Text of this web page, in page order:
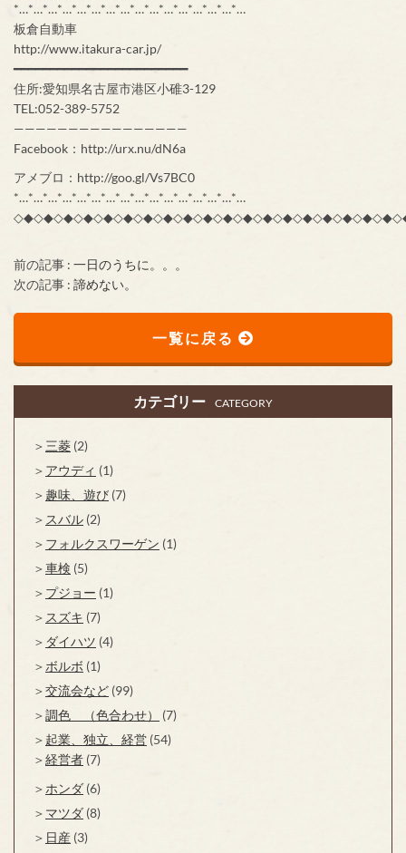
*…*…*…*…*…*…*…*…*…*…*…*…*…*…*…*…
板倉自動車
http://www.itakura-car.jp/
━━━━━━━━━━━━━━━━━━━━━━━━
住所:愛知県名古屋市港区小碓3-129
TEL:052-389-5752
————————————————
Facebook：http://urx.nu/dN6a
アメブロ：http://goo.gl/Vs7BC0
*…*…*…*…*…*…*…*…*…*…*…*…*…*…*…*…
前の記事 : 一日のうちに。。。
次の記事 : 諦めない。
一覧に戻る
カテゴリー CATEGORY
三菱 (2)
アウディ (1)
趣味、遊び (7)
スバル (2)
フォルクスワーゲン (1)
車検 (5)
プジョー (1)
スズキ (7)
ダイハツ (4)
ボルボ (1)
交流会など (99)
調色 （色合わせ）
(7)
起業、独立、経営 (54)
経営者 (7)
ホンダ (6)
マツダ (8)
日産 (3)